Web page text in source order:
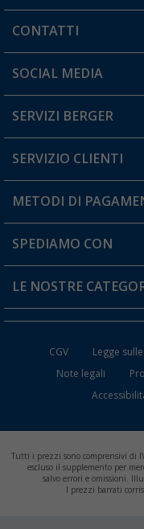
CONTATTI
Orari di apertura del servizio:
Hai una domanda?
SOCIAL MEDIA
SERVIZI BERGER
Diventare rivenditori
Il mio Account
Carta fedeltà Berger
SERVIZIO CLIENTI
Informazioni sulla
Resi
FAQ e Contatti
METODI DI
SPEDIAMO CON
LE NOSTRE
Mobili per il Campeggio
Frigo Portatili
Climatizzatori per
CGV Legge
Note legali
Tutti i prezzi sono comprensivi di
escluso il supplemento per
salvo errori e omissioni.
I prezzi barrati